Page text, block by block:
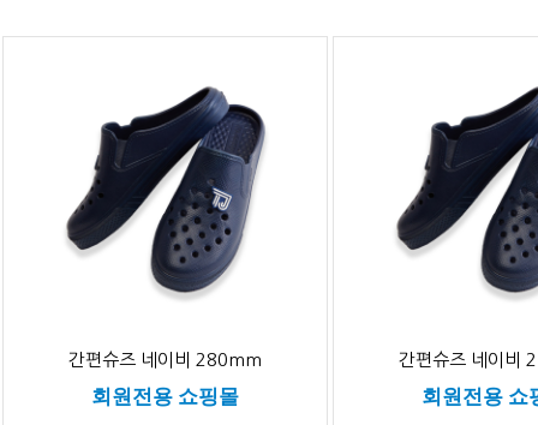
간편슈즈 네이비 280mm
회원전용 쇼핑몰
간편슈즈 네이비
회원전용 쇼